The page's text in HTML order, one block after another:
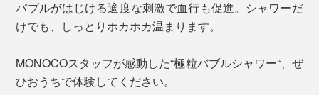
バブルがはじける適度な刺激で血行も促進。シャワーだ
けでも、しっとりホカホカ温まります。
MONOCOスタッフが感動した“極粒バブルシャワー“、ぜ
ひおうちで体験してください。